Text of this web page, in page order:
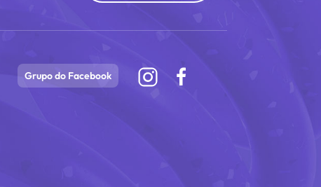
Grupo do Facebook